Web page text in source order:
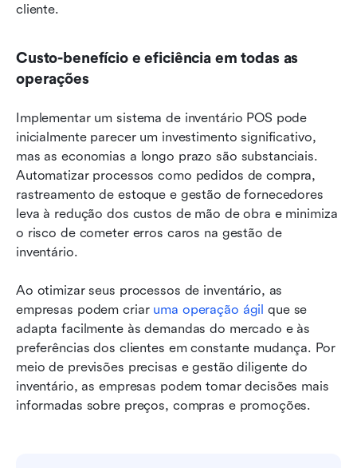
cliente.
Custo-benefício e eficiência em todas as
operações
Implementar um sistema de inventário POS pode
inicialmente parecer um investimento significativo,
mas as economias a longo prazo são substanciais.
Automatizar processos como pedidos de compra,
rastreamento de estoque e gestão de fornecedores
leva à redução dos custos de mão de obra e minimiza
o risco de cometer erros caros na gestão de
inventário.
Ao otimizar seus processos de inventário, as
empresas podem criar uma operação ágil que se
adapta facilmente às demandas do mercado e às
preferências dos clientes em constante mudança. Por
meio de previsões precisas e gestão diligente do
inventário, as empresas podem tomar decisões mais
informadas sobre preços, compras e promoções.